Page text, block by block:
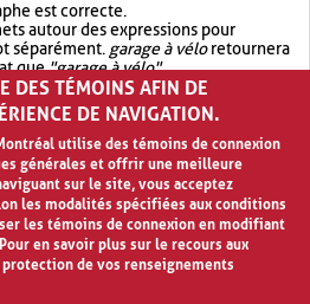
est correcte.
autour des expressions pour
séparément. garage à véloretournera
que"garage à vélo".
recherche avec OR.garage OR vélo
de résultat quegarage à vélo
DES TÉMOINS AFIN DE
DE NAVIGATION.
utilise des témoins de connexion
générales et offrir une meilleure
sur le site, vous acceptez
les modalités spécifiées aux conditions
les témoins de connexion en modifiant
en savoir plus sur le recours aux
de vos renseignements